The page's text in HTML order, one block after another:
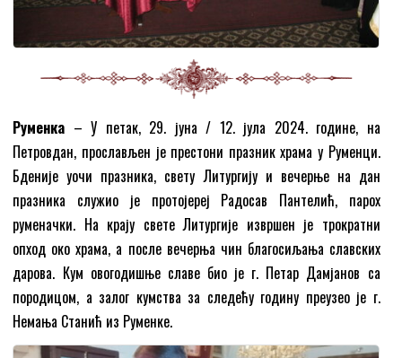
Руменка – У петак, 29. јуна / 12. јула 2024. године, на
Петровдан, прослављен је престони празник храма у Руменци.
Бденије уочи празника, свету Литургију и вечерње на дан
празника служио је протојереј Радосав Пантелић, парох
руменачки. На крају свете Литургије извршен је трократни
опход око храма, а после вечерња чин благосиљања славских
дарова. Кум овогодишње славе био је г. Петар Дамјанов са
породицом, а залог кумства за следећу годину преузео је г.
Немања Станић из Руменке.